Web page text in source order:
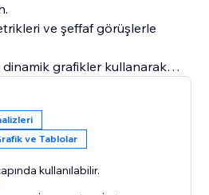
ve şeffaf görüşlerle
dinamik grafikler kullanarak
güncel ve doğru
görsel olarak
artırmak için verilerinizi
ve Tablolar
kullanılabilir.